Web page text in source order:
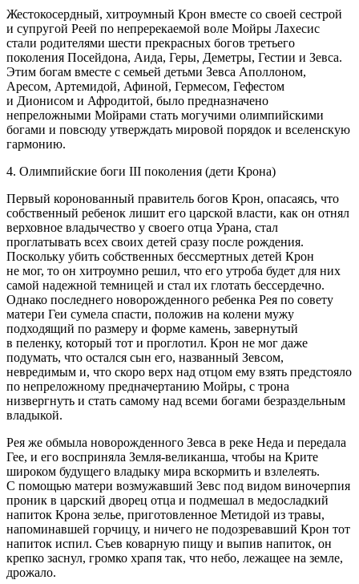
Жестокосердный, хитроумный Крон вместе со своей сестрой
и супругой Реей по непререкаемой воле Мойры Лахесис
стали родителями шести прекрасных богов третьего
поколения Посейдона, Аида, Геры, Деметры, Гестии и Зевса.
Этим богам вместе с семьей детьми Зевса Аполлоном,
Аресом, Артемидой, Афиной, Гермесом, Гефестом
и Дионисом и Афродитой, было предназначено
непреложными Мойрами стать могучими олимпийскими
богами и повсюду утверждать мировой порядок и вселенскую
гармонию.
4. Олимпийские боги III поколения (дети Крона)
Первый коронованный правитель богов Крон, опасаясь, что
собственный ребенок лишит его царской власти, как он отнял
верховное владычество у своего отца Урана, стал
проглатывать всех своих детей сразу после рождения.
Поскольку убить собственных бессмертных детей Крон
не мог, то он хитроумно решил, что его утроба будет для них
самой надежной темницей и стал их глотать бессердечно.
Однако последнего новорожденного ребенка Рея по совету
матери Геи сумела спасти, положив на колени мужу
подходящий по размеру и форме камень, завернутый
в пеленку, который тот и проглотил. Крон не мог даже
подумать, что остался сын его, названный Зевсом,
невредимым и, что скоро верх над отцом ему взять предстояло
по непреложному предначертанию Мойры, с трона
низвергнуть и стать самому над всеми богами безраздельным
владыкой.
Рея же обмыла новорожденного Зевса в реке Неда и передала
Гее, и его восприняла Земля-великанша, чтобы на Крите
широком будущего владыку мира вскормить и взлелеять.
С помощью матери возмужавший Зевс под видом виночерпия
проник в царский дворец отца и подмешал в медосладкий
напиток Крона зелье, приготовленное Метидой из травы,
напоминавшей горчицу, и ничего не подозревавший Крон тот
напиток испил. Съев коварную пищу и выпив напиток, он
крепко заснул, громко храпя так, что небо, лежащее на земле,
дрожало.